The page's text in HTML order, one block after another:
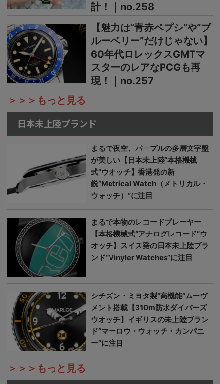
計！｜no.258
【魅力は“青赤ペプシ”や“ブ
ルーベリー”だけじゃない】
60年代ロレックスGMTマ
スターのレアなPCGも再
現！｜no.257
＞＞＞もっと見る
日本未上陸ブランド
まるで夜空、パープルの多層文字盤
が美しい【日本未上陸“本格機械
式”ウオッチ】香港発の新
鋭“Metrical Watch（メトリカル・
ウォッチ）”に注目
まるで本物のレコードプレーヤー
【本格機械式“アナログレコード”ウ
オッチ】スイス発の日本未上陸ブラ
ンド“Vinyler Watches”に注目
シチズン・ミヨタ製“高機能”ムーヴ
メント搭載【310m防水ダイバーズ
ウオッチ】イギリスの未上陸ブラン
ド“マーロウ・ウォッチ・カンパニ
ー”に注目
＞＞＞もっと見る